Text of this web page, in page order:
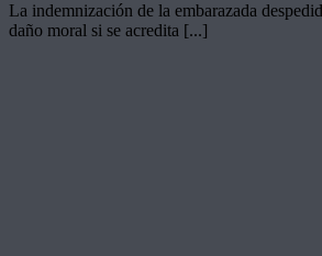
La indemnización de la embarazada
daño moral si se acredita [...]